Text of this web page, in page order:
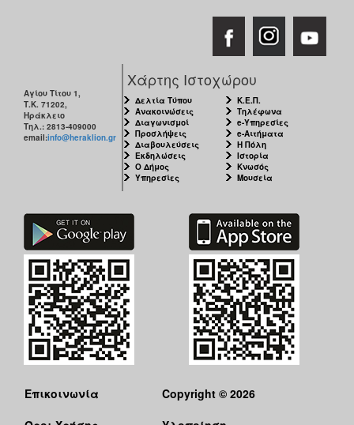
Αγίου Τίτου 1,
Τ.Κ. 71202,
Ηράκλειο
Τηλ.: 2813-409000
email:info@heraklion.gr
Χάρτης Ιστοχώρου
Δελτία Τύπου
Ανακοινώσεις
Διαγωνισμοί
Προσλήψεις
Διαβουλεύσεις
Εκδηλώσεις
Ο Δήμος
Υπηρεσίες
Κ.Ε.Π.
Τηλέφωνα
e-Υπηρεσίες
e-Αιτήματα
Η Πόλη
Ιστορία
Κνωσός
Μουσεία
Επικοινωνία
Copyright © 2026